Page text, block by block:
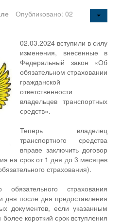
Опубликовано: 02
02.03.2024 вступили в силу
изменения, внесенные в
Федеральный закон «Об
обязательном страховании
гражданской
ответственности
владельцев транспортных
средств».
Теперь владелец
транспортного средства
вправе заключить договор
на срок от 1 дня до 3 месяцев
страхования).
обязательного страхования
дня после дня предоставления
документов, если указанным
короткий срок вступления